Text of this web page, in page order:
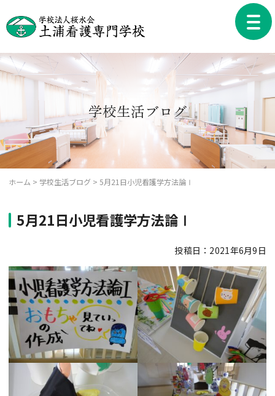
content
toggle
学校生活ブログ
ホーム > 学校生活ブログ >5月21日小児看護学方法論Ⅰ
5月21日小児看護学方法論Ⅰ
投稿日：2021年6月9日